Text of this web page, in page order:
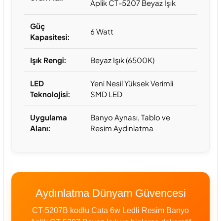
Aplik CT-5207 Beyaz Işık
Güç
Kapasitesi:
6 Watt
Işık Rengi: Beyaz Işık (6500K)
LED
Teknolojisi:
Yeni Nesil Yüksek Verimli
SMD LED
Uygulama
Alanı:
Banyo Aynası, Tablo ve
Resim Aydınlatma
Aydınlatma Dünyam Güvencesi
CT-5207B kodlu Cata 6w Ledli Resim Banyo